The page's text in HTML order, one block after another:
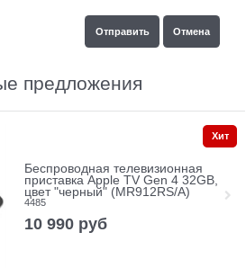
предложения
Беспроводная телевизионная
приставка Apple TV Gen 4 32GB,
цвет "черный" (MR912RS/A)
4485
10 990 руб
Хит